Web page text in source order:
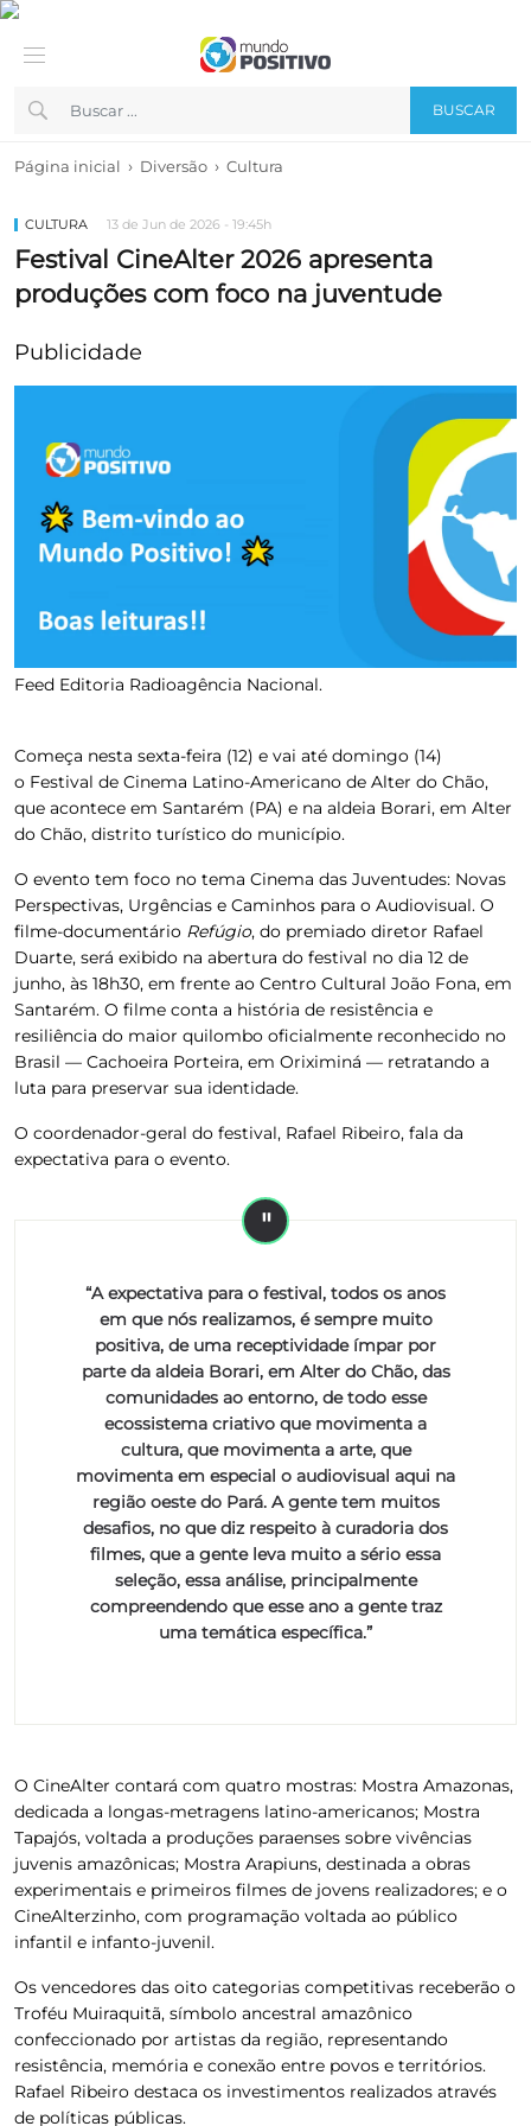
BUSCAR
Página inicial › Diversão › Cultura
CULTURA 13 de Jun de 2026 - 19:45h
Festival CineAlter 2026 apresenta
produções com foco na juventude
Publicidade
Feed Editoria Radioagência Nacional.
Começa nesta sexta-feira (12) e vai até domingo (14)
o Festival de Cinema Latino-Americano de Alter do Chão,
que acontece em Santarém (PA) e na aldeia Borari, em Alter
do Chão, distrito turístico do município.
O evento tem foco no tema Cinema das Juventudes: Novas
Perspectivas, Urgências e Caminhos para o Audiovisual. O
filme-documentário Refúgio, do premiado diretor Rafael
Duarte, será exibido na abertura do festival no dia 12 de
junho, às 18h30, em frente ao Centro Cultural João Fona, em
Santarém. O filme conta a história de resistência e
resiliência do maior quilombo oficialmente reconhecido no
Brasil — Cachoeira Porteira, em Oriximiná — retratando a
luta para preservar sua identidade.
O coordenador-geral do festival, Rafael Ribeiro, fala da
expectativa para o evento.
“A expectativa para o festival, todos os anos
em que nós realizamos, é sempre muito
positiva, de uma receptividade ímpar por
parte da aldeia Borari, em Alter do Chão, das
comunidades ao entorno, de todo esse
ecossistema criativo que movimenta a
cultura, que movimenta a arte, que
movimenta em especial o audiovisual aqui na
região oeste do Pará. A gente tem muitos
desafios, no que diz respeito à curadoria dos
filmes, que a gente leva muito a sério essa
seleção, essa análise, principalmente
compreendendo que esse ano a gente traz
uma temática específica.”
O CineAlter contará com quatro mostras: Mostra Amazonas,
dedicada a longas-metragens latino-americanos; Mostra
Tapajós, voltada a produções paraenses sobre vivências
juvenis amazônicas; Mostra Arapiuns, destinada a obras
experimentais e primeiros filmes de jovens realizadores; e o
CineAlterzinho, com programação voltada ao público
infantil e infanto-juvenil.
Os vencedores das oito categorias competitivas receberão o
Troféu Muiraquitã, símbolo ancestral amazônico
confeccionado por artistas da região, representando
resistência, memória e conexão entre povos e territórios.
Rafael Ribeiro destaca os investimentos realizados através
de políticas públicas.